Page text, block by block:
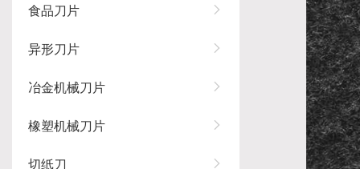
食品刀片
异形刀片
冶金机械刀片
橡塑机械刀片
切纸刀